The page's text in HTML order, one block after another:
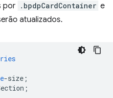
por .bpdpCardContainer e
atualizados.
-size ;
;